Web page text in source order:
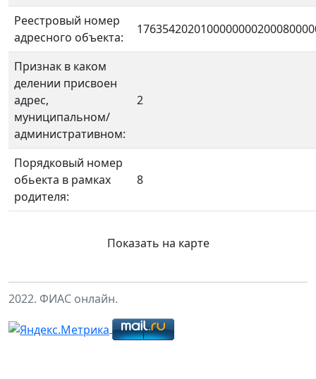
Реестровый номер
адресного объекта:
Признак в каком
делении присвоен
адрес,
муниципальном/
административном:
2
Порядковый номер
обьекта в рамках
родителя:
8
Показать на карте
2022. ФИАС онлайн.